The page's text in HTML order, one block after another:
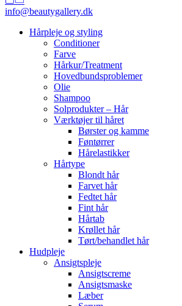
info@beautygallery.dk
Hårpleje og styling
Conditioner
Farve
Hårkur/Treatment
Hovedbundsproblemer
Olie
Shampoo
Solprodukter – Hår
Værktøjer til håret
Børster og kamme
Føntørrer
Hårelastikker
Hårtype
Blondt hår
Farvet hår
Fedtet hår
Fint hår
Hårtab
Krøllet hår
Tørt/behandlet hår
Hudpleje
Ansigtspleje
Ansigtscreme
Ansigtsmaske
Læber